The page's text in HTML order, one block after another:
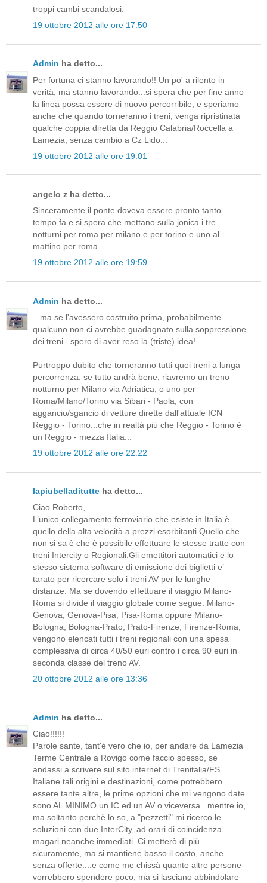
troppi cambi scandalosi.
19 ottobre 2012 alle ore 17:50
Admin ha detto...
Per fortuna ci stanno lavorando!! Un po' a rilento in
verità, ma stanno lavorando...si spera che per fine anno
la linea possa essere di nuovo percorribile, e speriamo
anche che quando torneranno i treni, venga ripristinata
qualche coppia diretta da Reggio Calabria/Roccella a
Lamezia, senza cambio a Cz Lido...
19 ottobre 2012 alle ore 19:01
angelo z ha detto...
Sinceramente il ponte doveva essere pronto tanto
tempo fa.e si spera che mettano sulla jonica i tre
notturni per roma per milano e per torino e uno al
mattino per roma.
19 ottobre 2012 alle ore 19:59
Admin ha detto...
...ma se l'avessero costruito prima, probabilmente
qualcuno non ci avrebbe guadagnato sulla soppressione
dei treni...spero di aver reso la (triste) idea!
Purtroppo dubito che torneranno tutti quei treni a lunga
percorrenza: se tutto andrà bene, riavremo un treno
notturno per Milano via Adriatica, o uno per
Roma/Milano/Torino via Sibari - Paola, con
aggancio/sgancio di vetture dirette dall'attuale ICN
Reggio - Torino...che in realtà più che Reggio - Torino è
un Reggio - mezza Italia...
19 ottobre 2012 alle ore 22:22
lapiubelladitutte ha detto...
Ciao Roberto,
L’unico collegamento ferroviario che esiste in Italia è
quello della alta velocità a prezzi esorbitanti.Quello che
non si sa è che è possibile effettuare le stesse tratte con
treni Intercity o Regionali.Gli emettitori automatici e lo
stesso sistema software di emissione dei biglietti e’
tarato per ricercare solo i treni AV per le lunghe
distanze. Ma se dovendo effettuare il viaggio Milano-
Roma si divide il viaggio globale come segue: Milano-
Genova; Genova-Pisa; Pisa-Roma oppure Milano-
Bologna; Bologna-Prato; Prato-Firenze; Firenze-Roma,
vengono elencati tutti i treni regionali con una spesa
complessiva di circa 40/50 euri contro i circa 90 euri in
seconda classe del treno AV.
20 ottobre 2012 alle ore 13:36
Admin ha detto...
Ciao!!!!!!
Parole sante, tant'è vero che io, per andare da Lamezia
Terme Centrale a Rovigo come faccio spesso, se
andassi a scrivere sul sito internet di Trenitalia/FS
Italiane tali origini e destinazioni, come potrebbero
essere tante altre, le prime opzioni che mi vengono date
sono AL MINIMO un IC ed un AV o viceversa...mentre io,
ma soltanto perchè lo so, a "pezzetti" mi ricerco le
soluzioni con due InterCity, ad orari di coincidenza
magari neanche immediati. Ci metterò di più
sicuramente, ma si mantiene basso il costo, anche
senza offerte....e come me chissà quante altre persone
vorrebbero spendere poco, ma si lasciano abbindolare